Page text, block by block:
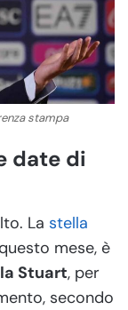
stampa
date di
La stella
mese, è
Stuart, per
secondo